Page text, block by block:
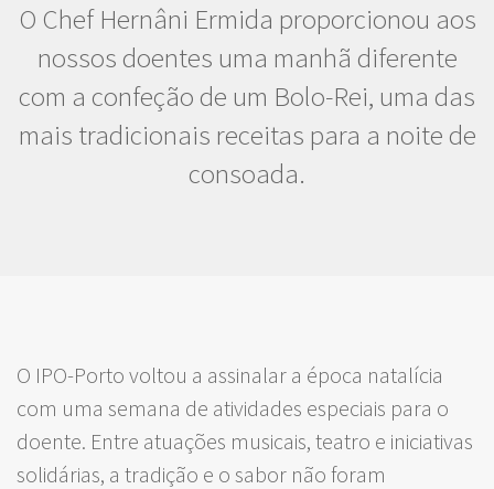
O Chef Hernâni Ermida proporcionou aos
nossos doentes uma manhã diferente
com a confeção de um Bolo-Rei, uma das
mais tradicionais receitas para a noite de
consoada.
O IPO-Porto voltou a assinalar a época natalícia
com uma semana de atividades especiais para o
doente. Entre atuações musicais, teatro e iniciativas
solidárias, a tradição e o sabor não foram